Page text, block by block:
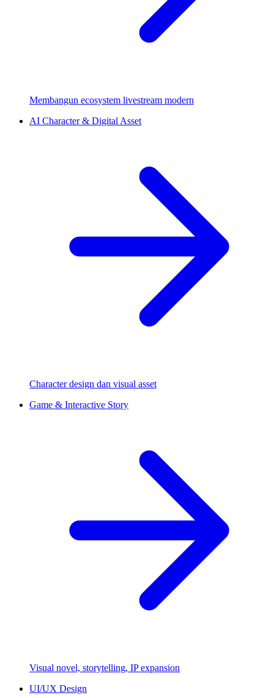
Membangun ecosystem livestream modern
AI Character & Digital Asset
Character design dan visual asset
Game & Interactive Story
Visual novel, storytelling, IP expansion
UI/UX Design